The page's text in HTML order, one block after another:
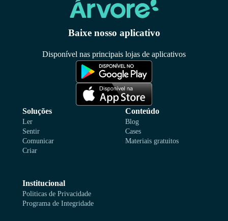
Baixe nosso aplicativo
Disponível nas principais lojas de aplicativos
Soluções
Ler
Sentir
Comunicar
Criar
Conteúdo
Blog
Cases
Materiais gratuitos
Institucional
Politicas de Privacidade
Programa de Integridade